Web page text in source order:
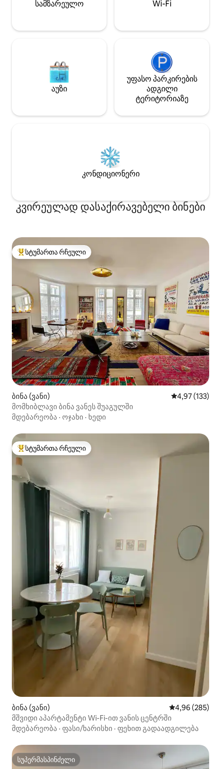
სამზარეულო Wi-Fi
აუზი
უფასო პარკირების
ადგილი
ტერიტორიაზე
კონდიციონერი
კვირეულად დასაქირავებელი ბინები
სტუმართა რჩეული მოწინავე ვარიანტი
სტუმართა რჩეული
ბინა (ვანი) საშუალო
4,97 (133)
მომხიბლავი ბინა ვანეს შუაგულში
მდებარეობა · ოჯახი · ხედი
სტუმართა რჩეული მოწინავე ვარიანტი
სტუმართა რჩეული
ბინა (ვანი) საშუალო
4,96 (285)
მშვიდი აპარტამენტი Wi-Fi-ით ვანის ცენტრში
მდებარეობა · ფასი/ხარისხი · ფეხით გადაადგილება
სუპერმასპინძელი
სუპერმასპინძელი